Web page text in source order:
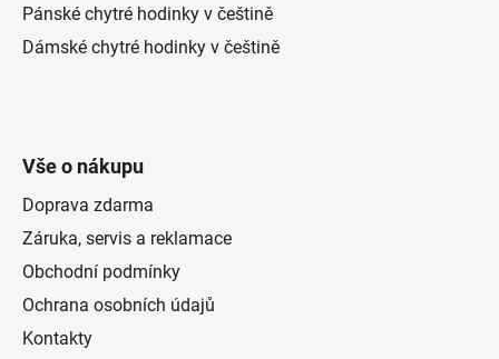
Pánské chytré hodinky v češtině
Dámské chytré hodinky v češtině
Vše o nákupu
Doprava zdarma
Záruka, servis a reklamace
Obchodní podmínky
Ochrana osobních údajů
Kontakty